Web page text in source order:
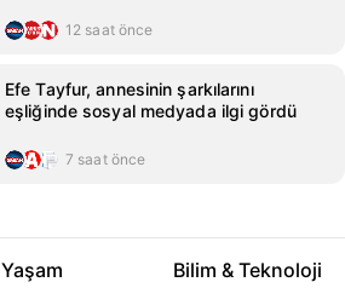
12 saat önce
Efe Tayfur, annesinin şarkılarını
eşliğinde sosyal medyada ilgi gördü
7 saat önce
Yaşam Bilim & Teknoloji